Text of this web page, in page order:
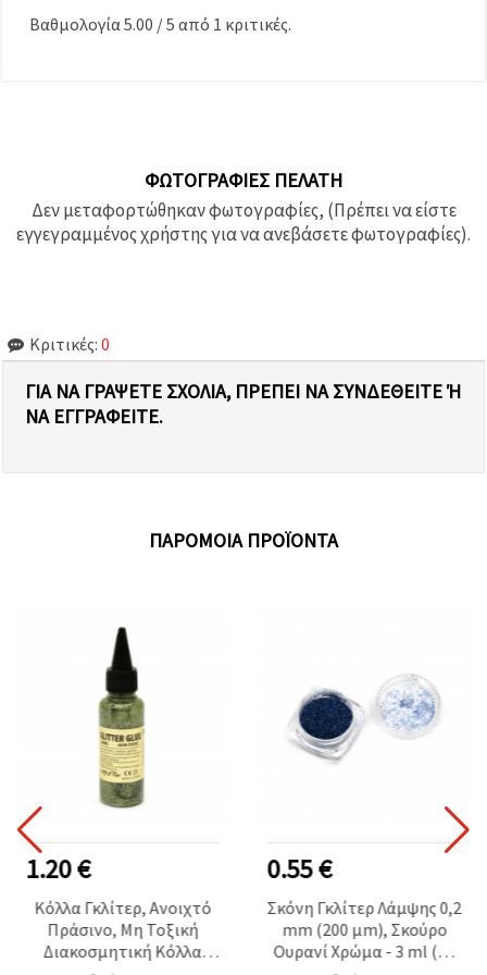
Βαθμολογία 5.00 /5 από 1 κριτικές.
ΦΩΤΟΓΡΑΦΊΕΣ ΠΕΛΆΤΗ
Δεν μεταφορτώθηκαν φωτογραφίες, (Πρέπει να είστε
εγγεγραμμένος χρήστης για να ανεβάσετε φωτογραφίες).
Κριτικές: 0
ΓΙΑ ΝΑ ΓΡΆΨΕΤΕ ΣΧΌΛΙΑ, ΠΡΈΠΕΙ ΝΑ ΣΥΝΔΕΘΕΊΤΕ Ή Ν
Α ΕΓΓΡΑΦΕΊΤΕ.
ΠΑΡΌΜΟΙΑ ΠΡΟΪΌΝΤΑ
1.20 €
Κόλλα Γκλίτερ, Ανοιχτό
Πράσινο, Μη Τοξική
Διακοσμητική Κόλλα
0.55 €
Σκόνη Γκλίτερ Λάμψης 0,2
mm (200 μm), Σκούρο
Ουρανί Χρώμα - 3 ml (~3